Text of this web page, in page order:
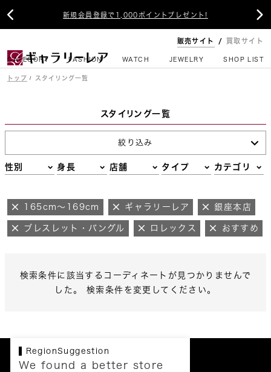
新規会員登録で1,000ポイントプレゼント!
 
販売サイト 買取サイト
CATEGORY FASHION WATCH JEWELRY SHOP LIST
トップ スタイリング一覧
スタイリング一覧
絞り込み
性別 身長 店舗 タイプ カテゴリ
165cm～169cm ギャラリーレア 銀座本店
ブレスレット・バングル ロレックス おすすめ
検索条件に該当するコーディネートが見つかりませんで
した。 検索条件を変更してください。
RegionSuggestion
We found a better store